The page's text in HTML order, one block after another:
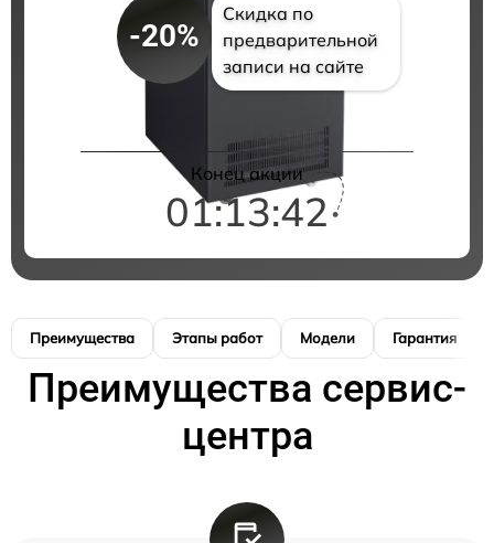
-20%
Скидка по
предварительной
записи на сайте
Конец акции
01:13:41
Преимущества Этапы работ Модели Гарантия
Преимущества сервис-
центра